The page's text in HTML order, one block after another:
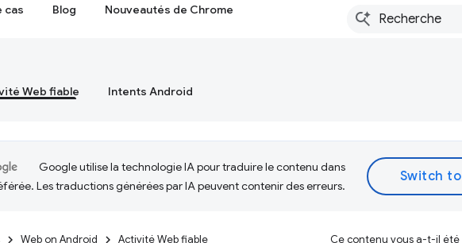
cas Blog Nouveautés de Chrome
Web fiable Intents Android
Google utilise la technologie IA pour traduire le contenu dans
Les traductions générées par IA peuvent contenir des erreurs.
Web on Android Activité Web fiable Ce contenu vous a-t-il été